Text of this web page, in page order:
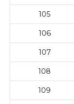
105
106
107
108
109